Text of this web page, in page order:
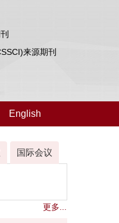
来源期刊
English
国际会议
更多...